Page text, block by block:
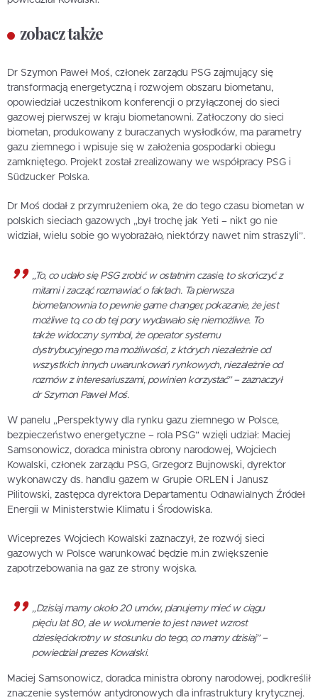
zobacz także
Dr Szymon Paweł Moś, członek zarządu PSG zajmujący się
transformacją energetyczną i rozwojem obszaru biometanu,
opowiedział uczestnikom konferencji o przyłączonej do sieci
gazowej pierwszej w kraju biometanowni. Zatłoczony do sieci
biometan, produkowany z buraczanych wysłodków, ma parametry
gazu ziemnego i wpisuje się w założenia gospodarki obiegu
zamkniętego. Projekt został zrealizowany we współpracy PSG i
Südzucker Polska.
Dr Moś dodał z przymrużeniem oka, że do tego czasu biometan w
polskich sieciach gazowych „był trochę jak Yeti – nikt go nie
widział, wielu sobie go wyobrażało, niektórzy nawet nim straszyli”.
„To, co udało się PSG zrobić w ostatnim czasie, to skończyć z
mitami i zacząć rozmawiać o faktach. Ta pierwsza
biometanownia to pewnie game changer, pokazanie, że jest
możliwe to, co do tej pory wydawało się niemożliwe. To
także widoczny symbol, że operator systemu
dystrybucyjnego ma możliwości, z których niezależnie od
wszystkich innych uwarunkowań rynkowych, niezależnie od
rozmów z interesariuszami, powinien korzystać” – zaznaczył
dr Szymon Paweł Moś.
W panelu „Perspektywy dla rynku gazu ziemnego w Polsce,
bezpieczeństwo energetyczne – rola PSG” wzięli udział: Maciej
Samsonowicz, doradca ministra obrony narodowej, Wojciech
Kowalski, członek zarządu PSG, Grzegorz Bujnowski, dyrektor
wykonawczy ds. handlu gazem w Grupie ORLEN i Janusz
Pilitowski, zastępca dyrektora Departamentu Odnawialnych Źródeł
Energii w Ministerstwie Klimatu i Środowiska.
Wiceprezes Wojciech Kowalski zaznaczył, że rozwój sieci
gazowych w Polsce warunkować będzie m.in zwiększenie
zapotrzebowania na gaz ze strony wojska.
„Dzisiaj mamy około 20 umów, planujemy mieć w ciągu
pięciu lat 80, ale w wolumenie to jest nawet wzrost
dziesięciokrotny w stosunku do tego, co mamy dzisiaj” –
powiedział prezes Kowalski.
Maciej Samsonowicz, doradca ministra obrony narodowej, podkreślił
znaczenie systemów antydronowych dla infrastruktury krytycznej.